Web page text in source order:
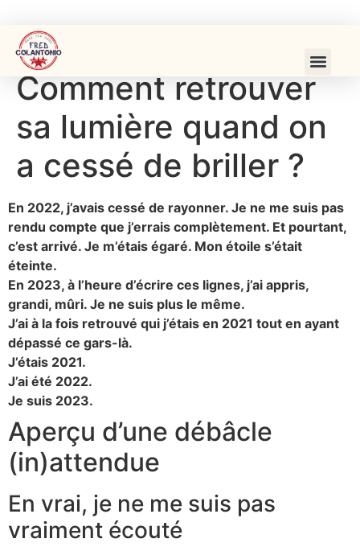
Comment retrouver
sa lumière quand on
a cessé de briller ?
En 2022, j’avais cessé de rayonner. Je ne me suis pas
rendu compte que j’errais complètement. Et pourtant,
c’est arrivé. Je m’étais égaré. Mon étoile s’était
éteinte.
En 2023, à l’heure d’écrire ces lignes, j’ai appris,
grandi, mûri. Je ne suis plus le même.
J’ai à la fois retrouvé qui j’étais en 2021 tout en ayant
dépassé ce gars-là.
J’étais 2021.
J’ai été 2022.
Je suis 2023.
Aperçu d’une débâcle
(in)attendue
En vrai, je ne me suis pas
vraiment écouté